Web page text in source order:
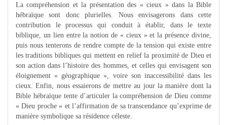
La compréhension et la présentation des « cieux » dans la Bible
hébraïque sont donc plurielles. Nous envisagerons dans cette
contribution le processus qui conduit à établir, dans le texte
biblique, un lien entre la notion de « cieux » et la présence divine,
puis nous tenterons de rendre compte de la tension qui existe entre
les traditions bibliques qui mettent en relief la proximité de Dieu et
son action dans l’histoire des hommes, et celles qui envisagent son
éloignement « géographique », voire son inaccessibilité dans les
cieux. Enfin, nous essaierons de mettre au jour la manière dont la
Bible hébraïque tente d’articuler la compréhension de Dieu comme
« Dieu proche » et l’affirmation de sa transcendance qu’exprime de
manière symbolique sa résidence céleste.